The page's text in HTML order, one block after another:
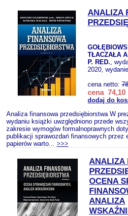
ANALIZA
TŁACZAŁA
P. RED.,
2020,
cena netto:
cena 74,10
dodaj do
Analiza finansowa przedsiębiorstwa W
wydaniu książki uwzględniono przede
zakresie wymogów formalnoprawnych
publikacji sprawozdań finansowych przez
papierów warto... >>>
ANALIZA
OCENA
ANALIZA